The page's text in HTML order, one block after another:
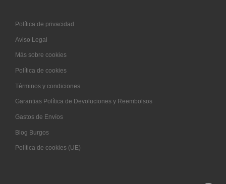
Política de privacidad
Aviso Legal
Más sobre cookies
Política de cookies
Términos y condiciones
Garantias Política de Devoluciones y Reembolsos
Gastos de Envíos
Blog Burgos
Política de cookies (UE)